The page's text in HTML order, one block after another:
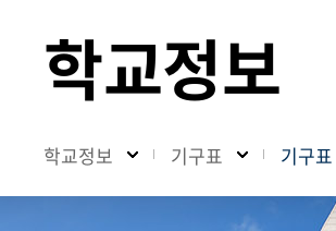
학교정보
학교정보 기구표 기구표